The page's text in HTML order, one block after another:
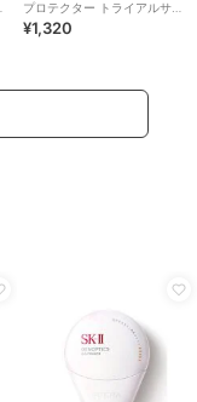
プロテクター トライアルサイ
ズ 15g 医薬部外品 （顔用日焼
¥1,320